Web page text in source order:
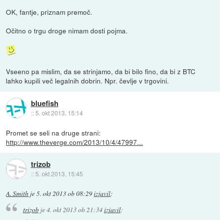
OK, fantje, priznam premoč.
Očitno o trgu droge nimam dosti pojma.
Vseeno pa mislim, da se strinjamo, da bi bilo fino, da bi z BTC
lahko kupili več legalnih dobrin. Npr. čevlje v trgovini.
bluefish
::5. okt 2013, 15:14
Promet se seli na druge strani:
http://www.theverge.com/2013/10/4/47997...
trizob
:: 5. okt 2013, 15:45
A. Smith je5. okt 2013 ob 08:29izjavil:
trizobje4. okt 2013 ob 21:34izjavil: